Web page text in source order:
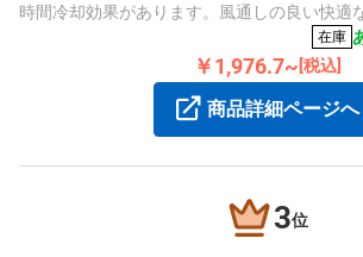
時間冷却効果があります。風通しの良い快適
在庫
￥1,976.7~ [税込]
商品詳細ページへ
3位